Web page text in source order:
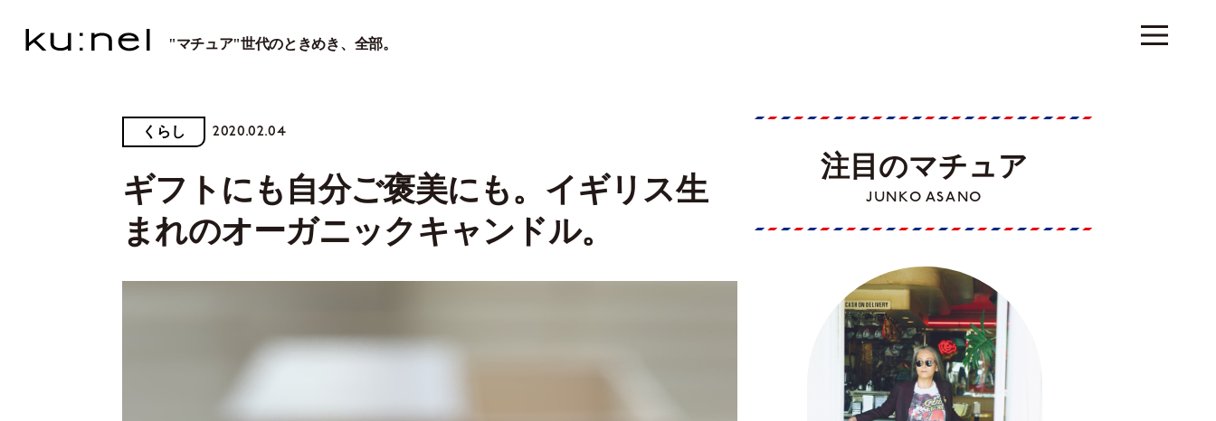
"マチュア"世代のときめき、全部。
くらし 2020.02.04
ギフトにも自分ご褒美にも。イギリス生
まれのオーガニックキャンドル。
注目のマチュア
JUNKO ASANO